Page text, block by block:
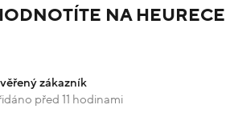
NA HEURECE
zákazník
před 11 hodinami